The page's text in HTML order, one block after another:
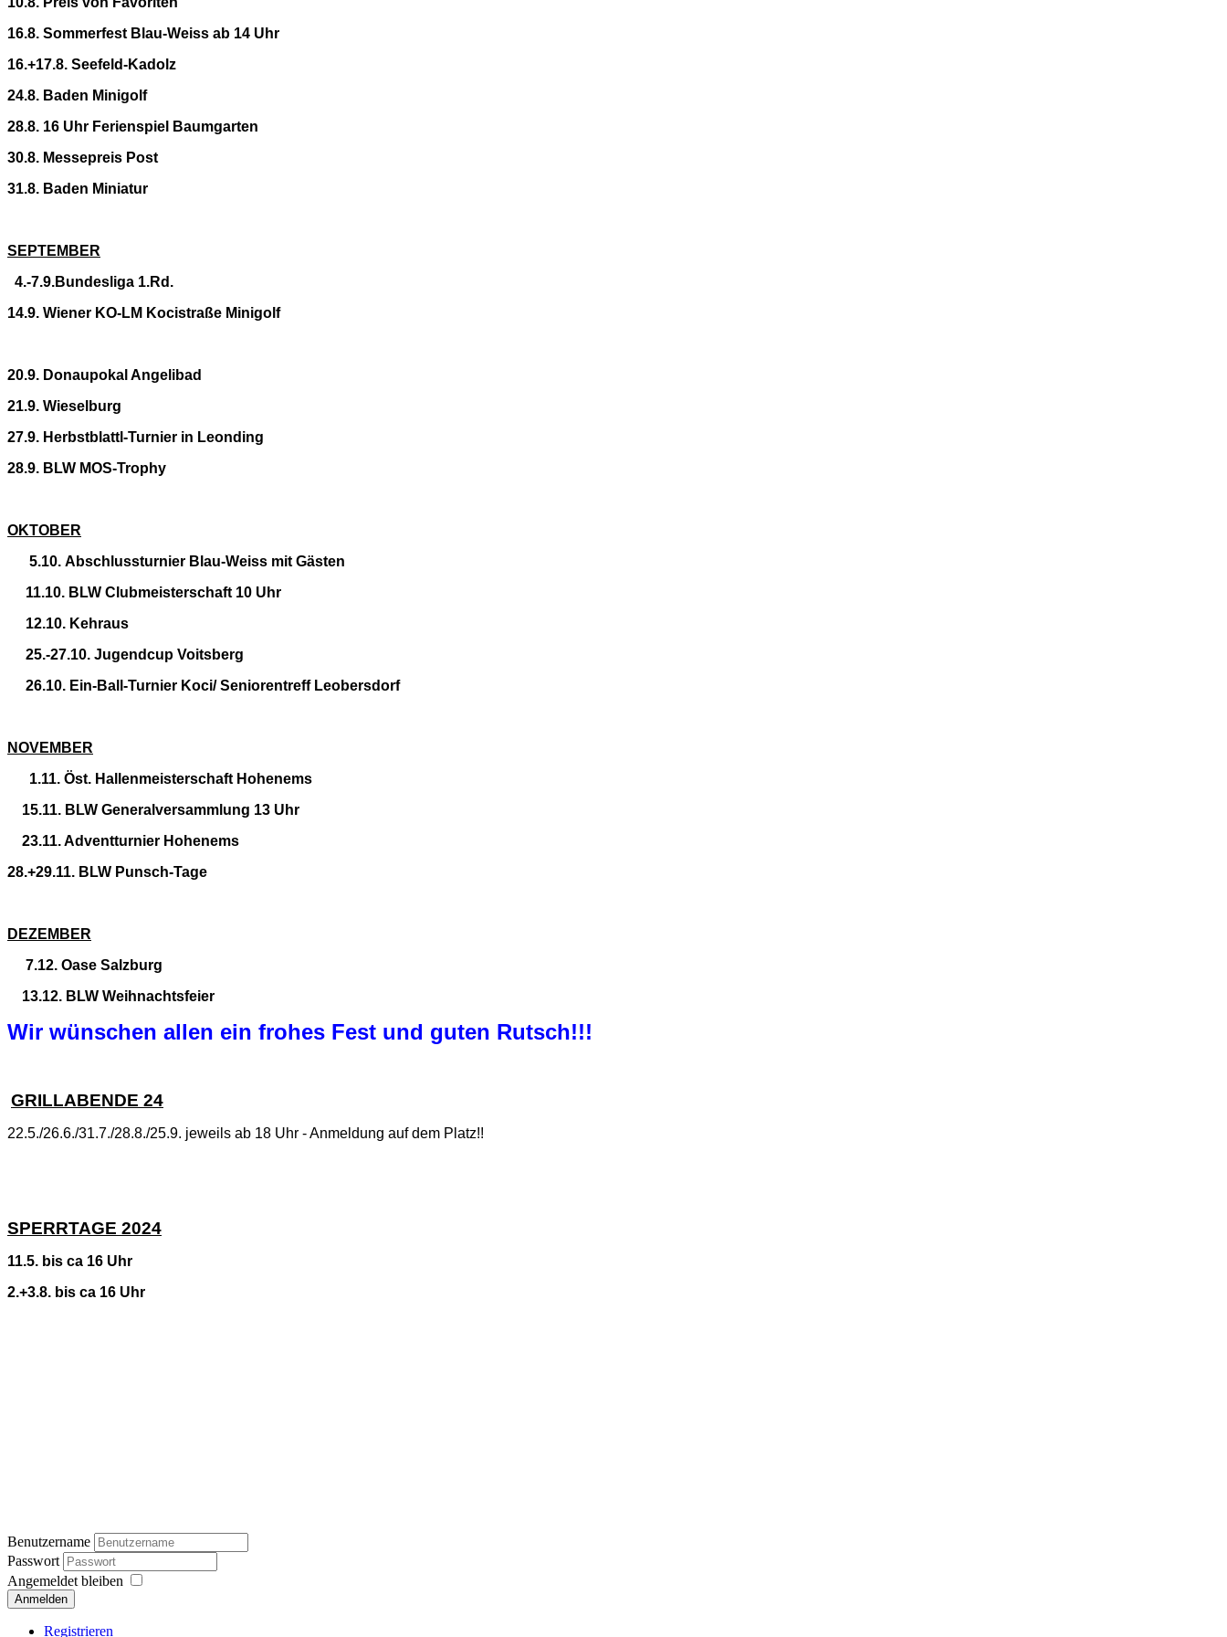
16.8. Sommerfest Blau-Weiss ab 14 Uhr
16.+17.8. Seefeld-Kadolz
24.8. Baden Minigolf
28.8. 16 Uhr Ferienspiel Baumgarten
30.8. Messepreis Post
31.8. Baden Miniatur
SEPTEMBER
4.-7.9.Bundesliga 1.Rd.
14.9. Wiener KO-LM Kocistraße Minigolf
20.9. Donaupokal Angelibad
21.9. Wieselburg
27.9. Herbstblattl-Turnier in Leonding
28.9. BLW MOS-Trophy
OKTOBER
5.10. Abschlussturnier Blau-Weiss mit Gästen
11.10. BLW Clubmeisterschaft 10 Uhr
12.10. Kehraus
25.-27.10. Jugendcup Voitsberg
26.10. Ein-Ball-Turnier Koci/Seniorentreff Leobersdorf
NOVEMBER
1.11. Öst. Hallenmeisterschaft Hohenems
15.11. BLW Generalversammlung 13 Uhr
23.11. Adventturnier Hohenems
28.+29.11. BLW Punsch-Tage
DEZEMBER
7.12. Oase Salzburg
13.12. BLW Weihnachtsfeier
Wir wünschen allen ein frohes Fest und guten Rutsch!!!
GRILLABENDE 24
22.5./26.6./31.7./28.8./25.9. jeweils ab 18 Uhr - Anmeldung auf dem Platz!!
SPERRTAGE 2024
11.5. bis ca 16 Uhr
2.+3.8. bis ca 16 Uhr
Benutzername
Passwort
Angemeldet bleiben
Registrieren